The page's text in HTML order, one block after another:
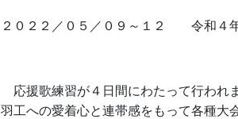
２０２２／０５／０９～１２ 令和４
応援歌練習が４日間にわたって行われ
羽工への愛着心と連帯感をもって各種大